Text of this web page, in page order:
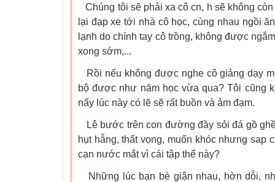
Chúng tôi sẽ phải xa cô cn, h sẽ không
lại đạp xe tới nhà cô học, cùng nhau ngồi
lạnh do chính tay cô trồng, không được
xong sớm,...
Rồi nếu không được nghe cô giảng dạy
bộ được như năm học vừa qua? Tôi cũng
nấy lúc này có lẽ sẽ rất buồn và ảm đạm.
Lê bước trên con đường đầy sỏi đá gồ
hụt hẫng, thất vọng, muốn khóc nhưng sap
cạn nước mắt vì cái tập thể này?
Những lúc bạn bè giận nhau, hờn dỗi,